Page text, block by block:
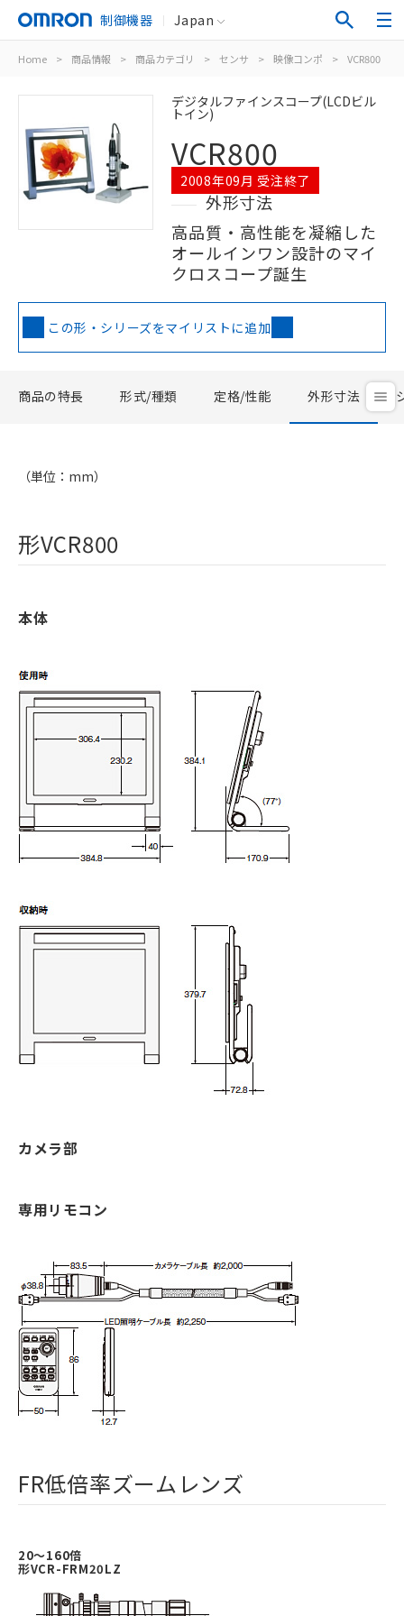
制御機器 Japan
Home > 商品情報 > 商品カテゴリ > センサ > 映像コンポ > VCR800
デジタルファインスコープ(LCDビル
トイン)
VCR800
2008年09月 受注終了
外形寸法
高品質・高性能を凝縮した
オールインワン設計のマイ
クロスコープ誕生
この形・シリーズをマイリストに追加
商品の特長 形式/種類 定格/性能 外形寸法
（単位：mm）
形VCR800
本体
カメラ部
専用リモコン
FR低倍率ズームレンズ
20～160倍
形VCR-FRM20LZ